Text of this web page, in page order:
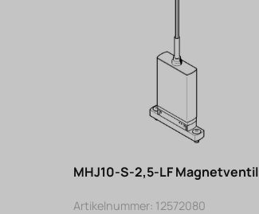
MHJ10-S-2,5-LF Magnetventil
Artikelnummer: 12572080